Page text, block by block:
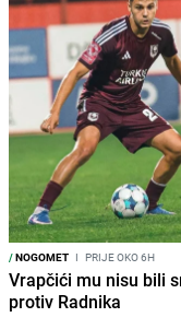
/NOGOMET I PRIJE OKO 6H
Vrapčići mu nisu bili
protiv Radnika